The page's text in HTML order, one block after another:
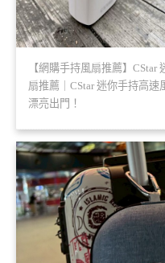
【網購手持風扇推薦】
扇推薦｜CStar 迷你手持高
漂亮出門！